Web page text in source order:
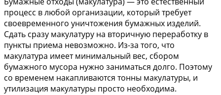
процесс в любой организации, который требует
своевременного уничтожения бумажных изделий.
Сдать сразу макулатуру на вторичную переработку в
пункты приема невозможно. Из-за того, что
макулатура имеет минимальный вес, сбором
бумажного мусора нужно заниматься долго. Поэтому
со временем накапливаются тонны макулатуры, и
утилизация макулатуры просто необходима.